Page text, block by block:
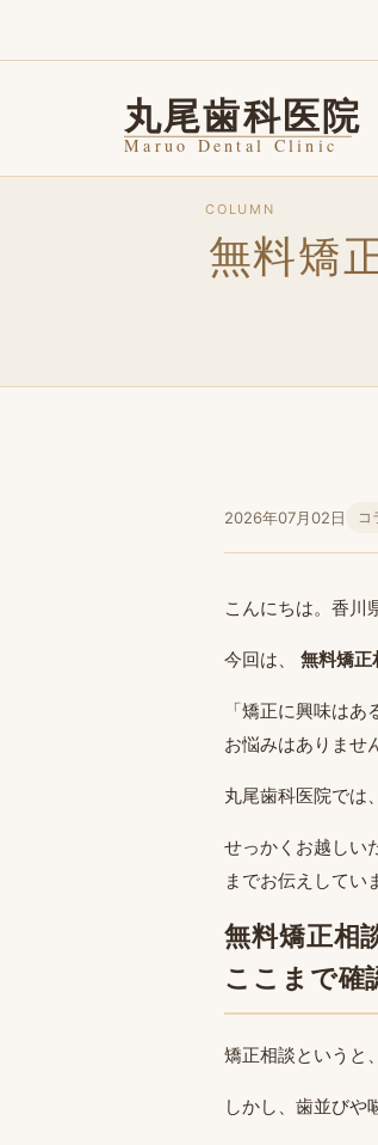
COLUMN
無料矯
2026年07月02日 コ
こんにちは。香川
今回は、 無料矯正
「矯正に興味は
お悩みはありませ
丸尾歯科医院では
せっかくお越しい
までお伝えしてい
無料矯正相
ここまで確
矯正相談というと
しかし、歯並びや